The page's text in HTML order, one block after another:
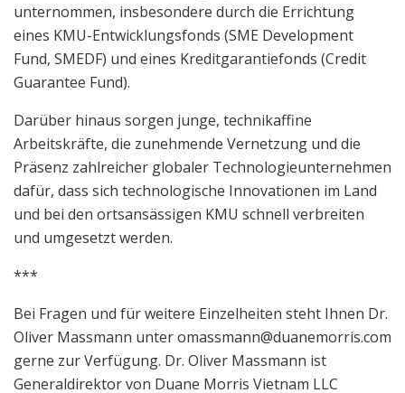
unternommen, insbesondere durch die Errichtung
eines KMU-Entwicklungsfonds (SME Development
Fund, SMEDF) und eines Kreditgarantiefonds (Credit
Guarantee Fund).
Darüber hinaus sorgen junge, technikaffine
Arbeitskräfte, die zunehmende Vernetzung und die
Präsenz zahlreicher globaler Technologieunternehmen
dafür, dass sich technologische Innovationen im Land
und bei den ortsansässigen KMU schnell verbreiten
und umgesetzt werden.
***
Bei Fragen und für weitere Einzelheiten steht Ihnen Dr.
Oliver Massmann unteromassmann@duanemorris.com
gerne zur Verfügung. Dr. Oliver Massmann ist
Generaldirektor von Duane Morris Vietnam LLC